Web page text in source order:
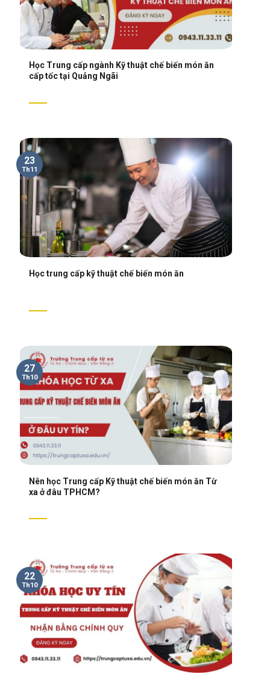
Học Trung cấp ngành Kỹ thuật chế biến món ăn
cấp tốc tại Quảng Ngãi
Học trung cấp kỹ thuật chế biến món ăn
23
Th11
Nên học Trung cấp Kỹ thuật chế biến món ăn Từ
xa ở đâu TPHCM?
27
Th10
22
Th10